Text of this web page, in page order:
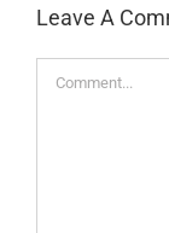
Leave A